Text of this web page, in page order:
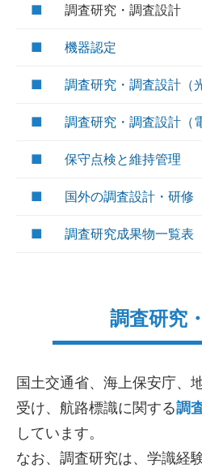
■ 調査研究・調査設計
■ 機器認定
■ 調査研究・調査設計（
■ 調査研究・調査設計（
■ 保守点検と維持管理
■ 国外の調査設計・研修
■ 調査研究成果物一覧表
調査研究
国土交通省、海上保安庁、
受け、航路標識に関する調
しています。
なお、調査研究は、学識経